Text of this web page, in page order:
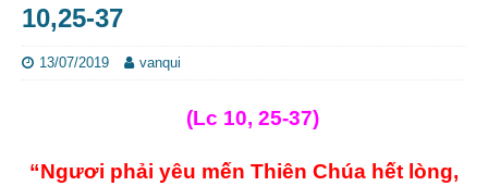
10,25-37
13/07/2019 vanqui
(Lc 10, 25-37)
“Ngươi phải yêu mến Thiên Chúa hết lòng,